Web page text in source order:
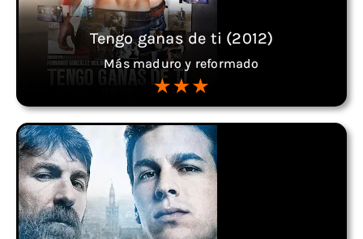
Tengo ganas de ti (2012)
Más maduro y reformado